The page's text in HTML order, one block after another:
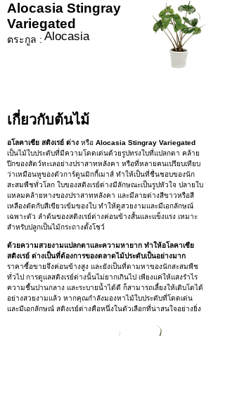
Alocasia Stingray
Variegated
ตระกูล : Alocasia
เกี่ยวกับต้นไม้
อโลคาเซีย สติงเรย์ ด่าง หรือ Alocasia Stingray Variegated
เป็นไม้ใบประดับที่มีความโดดเด่นด้วยรูปทรงใบที่แปลกตา คล้าย
ปีกของสัตว์ทะเลอย่างปราสาทหลังคา หรือที่หลายคนเปรียบเทียบ
ว่าเหมือนหูของตัวการ์ตูนมิกกี้เมาส์ ทำให้เป็นที่ชื่นชอบของนัก
สะสมพืชทั่วโลก ใบของสติงเรย์ด่างมีลักษณะเป็นรูปหัวใจ ปลายใบ
แหลมคล้ายหางของปราสาทหลังคา และมีลายด่างสีขาวหรือสี
เหลืองตัดกับสีเขียวเข้มของใบ ทำให้ดูสวยงามและมีเอกลักษณ์
เฉพาะตัว ลำต้นของสติงเรย์ด่างค่อนข้างสั้นและแข็งแรง เหมาะ
สำหรับปลูกเป็นไม้กระถางตั้งโชว์
ด้วยความสวยงามแปลกตาและความหายาก ทำให้อโลคาเซีย
สติงเรย์ ด่างเป็นที่ต้องการของตลาดไม้ประดับเป็นอย่างมาก
ราคาซื้อขายจึงค่อนข้างสูง และยังเป็นที่ตามหาของนักสะสมพืช
ทั่วไป การดูแลสติงเรย์ด่างนั้นไม่ยากเกินไป เพียงแค่ให้แสงรำไร
ความชื้นปานกลาง และระบายน้ำได้ดี ก็สามารถเลี้ยงให้เติบโตได้
อย่างสวยงามแล้ว หากคุณกำลังมองหาไม้ใบประดับที่โดดเด่น
และมีเอกลักษณ์ สติงเรย์ด่างคือหนึ่งในตัวเลือกที่น่าสนใจอย่างยิ่ง